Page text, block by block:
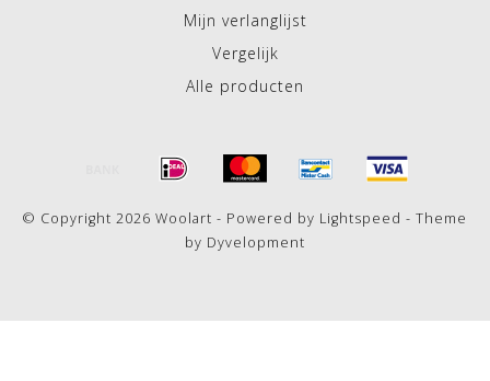
Mijn verlanglijst
Vergelijk
Alle producten
© Copyright 2026 Woolart - Powered by Lightspeed - Theme
by Dyvelopment